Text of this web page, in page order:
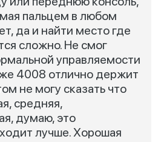
пальцем в любом
да и найти место где
сложно. Не смог
управляемости
4008 отлично держит
не могу сказать что
средняя,
думаю, это
лучше. Хорошая